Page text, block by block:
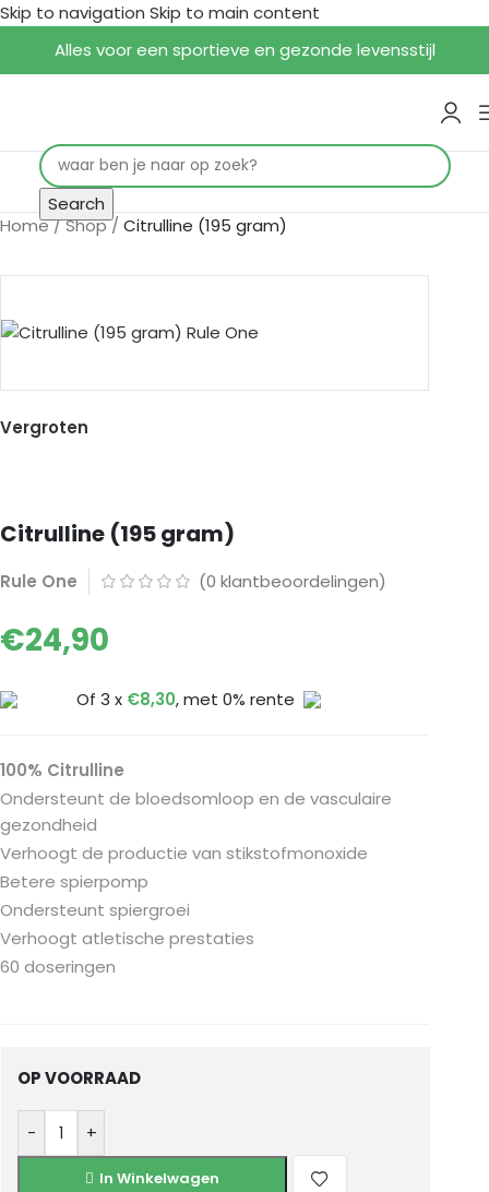
Skip to navigation Skip to main content
Alles voor een sportieve en gezonde levensstijl
Search
Home/Shop/ Citrulline (195 gram)
Vergroten
Citrulline (195 gram)
Rule One (0 klantbeoordelingen)
€24,90
Of 3 x €8,30, met 0% rente
100% Citrulline
Ondersteunt de bloedsomloop en de vasculaire
gezondheid
Verhoogt de productie van stikstofmonoxide
Betere spierpomp
Ondersteunt spiergroei
Verhoogt atletische prestaties
60 doseringen
OP VOORRAAD
- +
In Winkelwagen